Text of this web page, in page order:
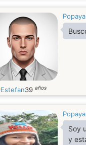
Estefan39 años
Soy
y